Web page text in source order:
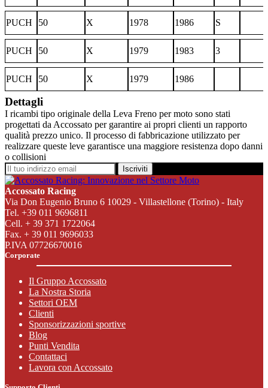
PUCH 50 X 1978 1986 S
PUCH 50 X 1979 1983 3
PUCH 50 X 1979 1986
Dettagli
I ricambi tipo originale della Leva Freno per moto sono stati
progettati da Accossato per garantire ai propri clienti un rapporto
qualità prezzo unico. Il processo di fabbricazione utilizzato per
realizzare queste leve garantisce una maggiore resistenza dopo danni
o collisioni
Iscriviti
Accossato Racing
Via Don Eugenio Bruno 6 10029 - Villastellone (Torino) - Italy
Tel. +39 011 9696811
Cell. + 39 371 1722064
Fax. + 39 011 9696033
P.IVA 07726670016
Corporate
Il Gruppo Accossato
La Nostra Storia
Settori OEM
Clienti
Sponsorizzazioni sportive
Blog
Punti Vendita
Contattaci
Lavora con Accossato